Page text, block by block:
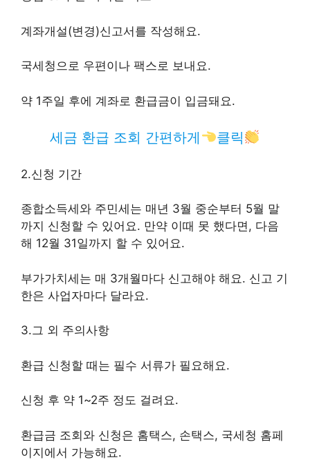
계좌개설(변경)신고서를 작성해요.
국세청으로 우편이나 팩스로 보내요.
약 1주일 후에 계좌로 환급금이 입금돼요.
세금 환급 조회 간편하게 클릭
2.신청 기간
종합소득세와 주민세는 매년 3월 중순부터 5월 말
까지 신청할 수 있어요. 만약 이때 못 했다면, 다음
해 12월 31일까지 할 수 있어요.
부가가치세는 매 3개월마다 신고해야 해요. 신고 기
한은 사업자마다 달라요.
3.그 외 주의사항
환급 신청할 때는 필수 서류가 필요해요.
신청 후 약 1~2주 정도 걸려요.
환급금 조회와 신청은 홈택스, 손택스, 국세청 홈페
이지에서 가능해요.